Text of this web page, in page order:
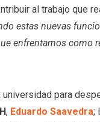
al trabajo que
estas nuevas
enfrentamos como
universidad para
, Eduardo Saavedra;